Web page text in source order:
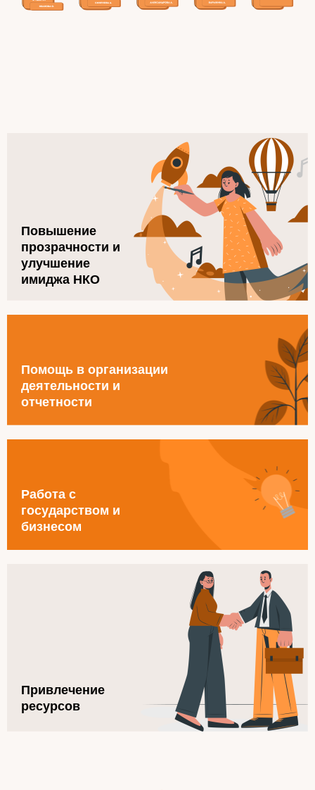
Повышение
прозрачности и
улучшение
имиджа НКО
Помощь в организации
деятельности и
отчетности
Работа с
государством и
бизнесом
Привлечение
ресурсов